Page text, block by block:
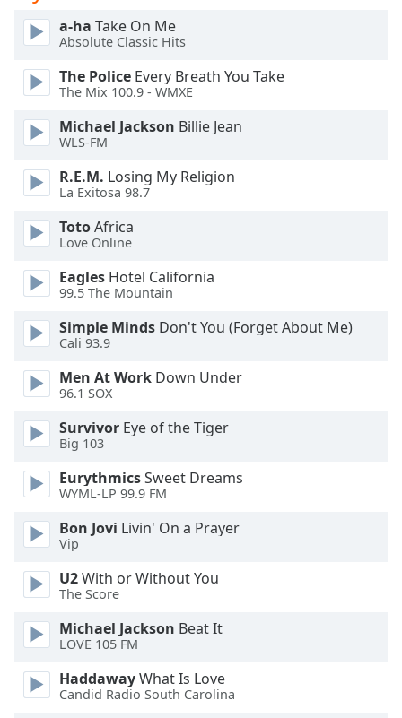
dialog
window.
Escape
cancel
close
window.
Color
Opacity
Background
Color
Opacity
Caption
Area
Color
Opacity
Font
a-ha Take On Me
Absolute Classic Hits
The Police Every Breath You Take
The Mix 100.9 - WMXE
Michael Jackson Billie Jean
WLS-FM
R.E.M. Losing My Religion
La Exitosa 98.7
TotoAfrica
Love Online
Eagles Hotel California
99.5 The Mountain
Simple Minds Don't You (Forget About Me)
Cali 93.9
Men At Work Down Under
96.1 SOX
Survivor Eye of the Tiger
Big 103
EurythmicsSweet Dreams
WYML-LP 99.9 FM
Bon Jovi Livin' On a Prayer
Vip
U2With or Without You
The Score
Michael Jackson Beat It
LOVE 105 FM
HaddawayWhat Is Love
Candid Radio South Carolina